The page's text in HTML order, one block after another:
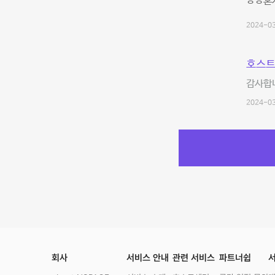
2024-
호스
감사합
2024-
회사 서비스 안내 관련 서비스 파트너쉽